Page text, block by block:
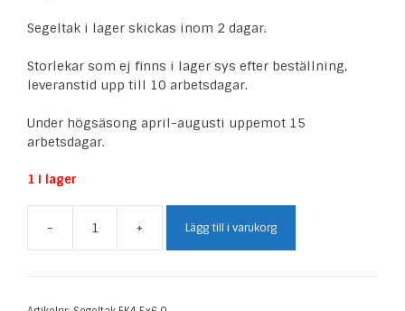
Segeltak i lager skickas inom 2 dagar.
Storlekar som ej finns i lager sys efter beställning,
leveranstid upp till 10 arbetsdagar.
Under högsäsong april-augusti uppemot 15
arbetsdagar.
1 i lager
-
Segeltak
Fyrkant
4,5
+ Lägg till i varukorg